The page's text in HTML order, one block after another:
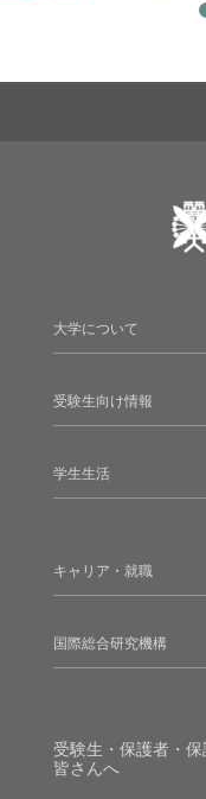
大学について
受験生向け情報
学生生活
キャリア・就職
国際総合研究機構
受験生・保護者・
皆さんへ